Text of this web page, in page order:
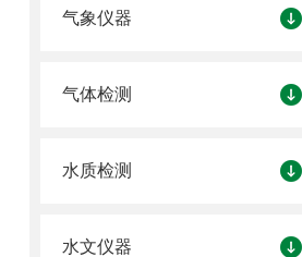
气象仪器
气体检测
水质检测
水文仪器